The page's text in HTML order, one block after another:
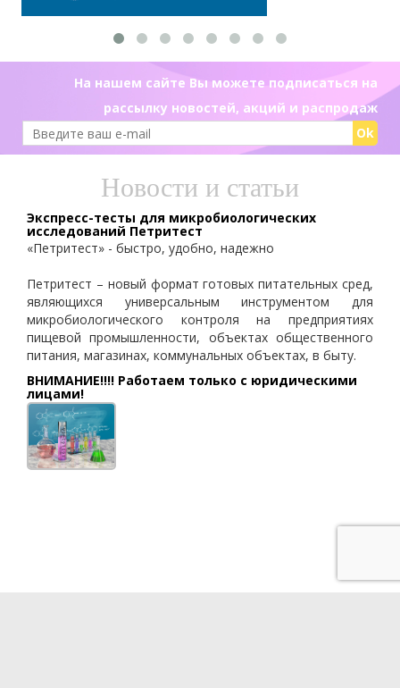
На нашем сайте Вы можете подписаться на
рассылку новостей, акций и распродаж
Ok
Новости и статьи
Экспресс-тесты для микробиологических
исследований Петритест
«Петритест» - быстро, удобно, надежно
Петритест – новый формат готовых питательных сред,
являющихся универсальным инструментом для
микробиологического контроля на предприятиях
пищевой промышленности, объектах общественного
питания, магазинах, коммунальных объектах, в быту.
ВНИМАНИЕ!!!! Работаем только с юридическими
лицами!